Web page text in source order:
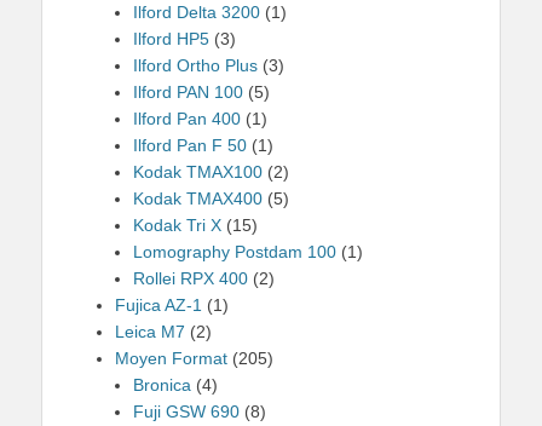
Ilford Delta 3200 (1)
Ilford HP5 (3)
Ilford Ortho Plus (3)
Ilford PAN 100 (5)
Ilford Pan 400 (1)
Ilford Pan F 50 (1)
Kodak TMAX100 (2)
Kodak TMAX400 (5)
Kodak Tri X (15)
Lomography Postdam 100 (1)
Rollei RPX 400 (2)
Fujica AZ-1 (1)
Leica M7 (2)
Moyen Format (205)
Bronica (4)
Fuji GSW 690 (8)